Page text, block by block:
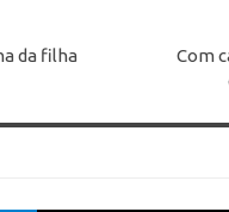
da filha
Com